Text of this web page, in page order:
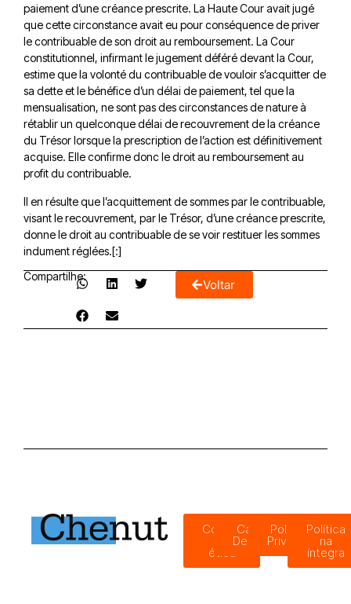
paiement d’une créance prescrite. La Haute Cour avait jugé
que cette circonstance avait eu pour conséquence de priver
le contribuable de son droit au remboursement. La Cour
constitutionnel, infirmant le jugement déféré devant la Cour,
estime que la volonté du contribuable de vouloir s’acquitter de
sa dette et le bénéfice d’un délai de paiement, tel que la
mensualisation, ne sont pas des circonstances de nature à
rétablir un quelconque délai de recouvrement de la créance
du Trésor lorsque la prescription de l’action est définitivement
acquise. Elle confirme donc le droit au remboursement au
profit du contribuable.
Il en résulte que l’acquittement de sommes par le contribuable,
visant le recouvrement, par le Trésor, d’une créance prescrite,
donne le droit au contribuable de se voir restituer les sommes
indument réglées.[:]
Compartilhe:
Voltar
Código
ética
Canal de
Denúncias
Política de
Privacidade
Política
na
íntegra